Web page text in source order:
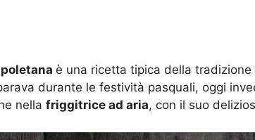
è una ricetta tipica della
durante le festività pasquali, oggi
nella friggitrice ad aria, con il suo